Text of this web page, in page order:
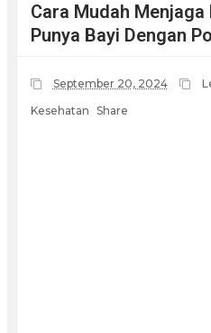
Cara Mudah Menjaga
Punya Bayi Dengan
September 20, 2024
Kesehatan Share